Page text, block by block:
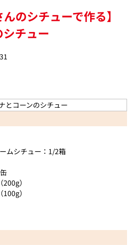
んのシチューで作る】
チュー
ムシチュー：1/2箱
）
）